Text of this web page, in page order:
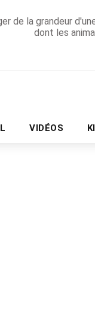
de la grandeur
dont les
VIDÉOS